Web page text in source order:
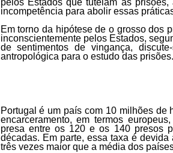
pelos Estados que tutelam as
incompetência para abolir essas
Em torno da hipótese de o grosso dos
inconscientemente pelos Estados,
de sentimentos de vingança,
antropológica para o estudo das prisões.
Portugal é um país com 10 milhões de
encarceramento, em termos
presa entre os 120 e os 140 presos
décadas. Em parte, essa taxa é
três vezes maior que a média dos